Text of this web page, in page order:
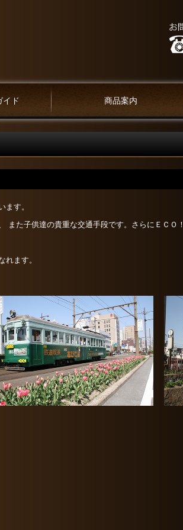
イド 商品案内
ます。
また子供達の貴重な交通手段です。さらにＥＣＯ！
れます。